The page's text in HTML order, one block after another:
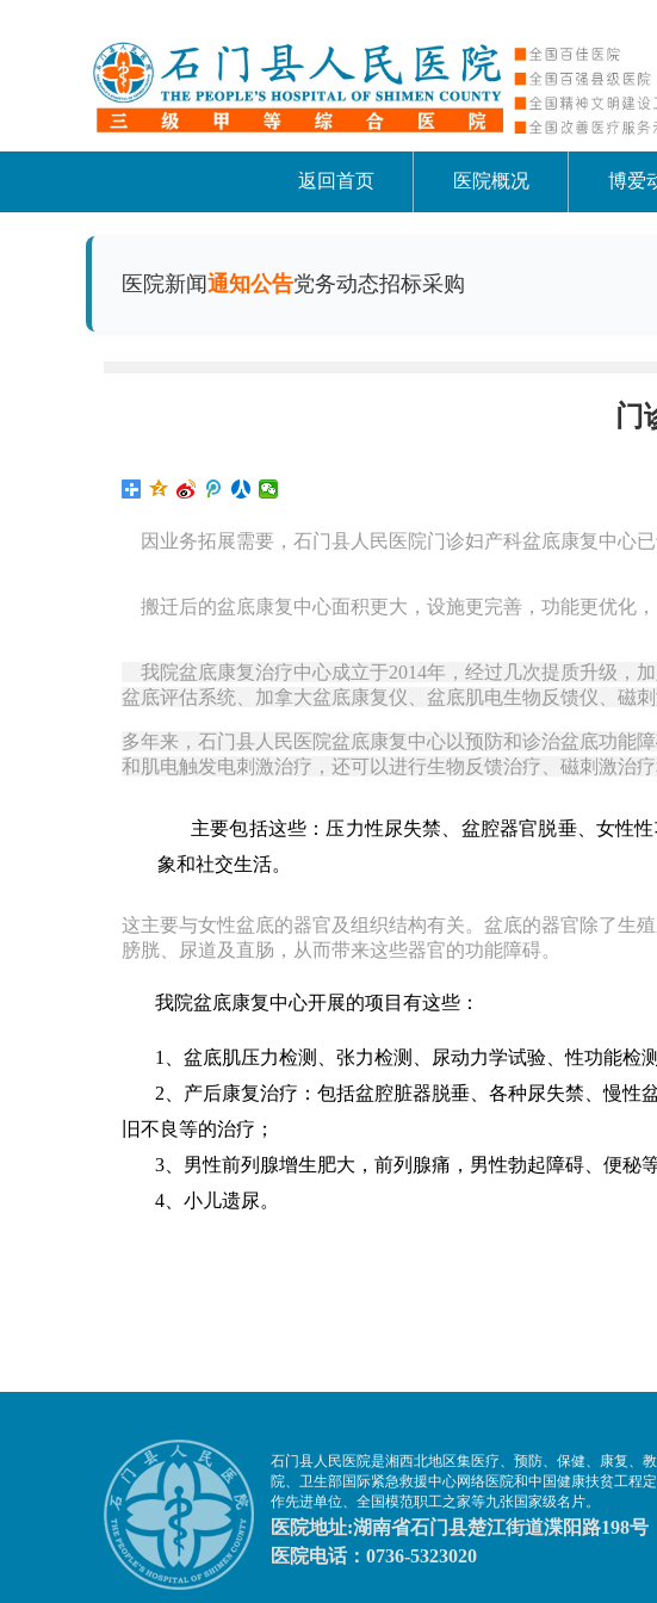
返回首页 医院概况 博爱
医院新闻通知公告党务动态招标采购
门
因业务拓展需要，石门县人民医院门诊妇产科盆底康复中心已
搬迁后的盆底康复中心面积更大，设施更完善，功能更优化
我院盆底康复治疗中心成立于2014年，经过几次提质升级，
盆底评估系统、加拿大盆底康复仪、盆底肌电生物反馈仪、磁
多年来，石门县人民医院盆底康复中心以预防和诊治盆底功能
和肌电触发电刺激治疗，还可以进行生物反馈治疗、磁刺激治
主要包括这些：压力性尿失禁、盆腔器官脱垂、女性
象和社交生活。
这主要与女性盆底的器官及组织结构有关。盆底的器官除了生
膀胱、尿道及直肠，从而带来这些器官的功能障碍。
我院盆底康复中心开展的项目有这些：
1
、盆底肌压力检测、张力检测、尿动力学试验、性功能检
2 、产后康复治疗：包括盆腔脏器脱垂、各种尿失禁、慢
旧不良等的治疗；
3 、男性前列腺增生肥大，前列腺痛，男性勃起障碍、便秘等
4 、小儿遗尿。
石门县人民医院是湘西北地区集医疗、预防、保健、康复、
院、卫生部国际紧急救援中心网络医院和中国健康扶贫工程
作先进单位、全国模范职工之家等九张国家级名片。
医院地址:湖南省石门县楚江街道渫阳路198号
医院电话：0736-5323020